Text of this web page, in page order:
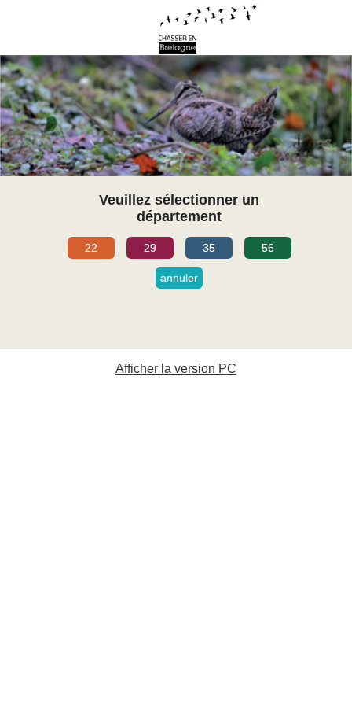
Veuillez sélectionner un
département
22 29 35 56
annuler
Afficher la version PC